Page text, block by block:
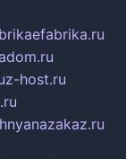
z-host.ru